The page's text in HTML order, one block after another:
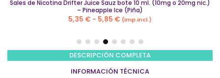
Sales de Nicotina Drifter Juice Sauz bote 10 ml. (10mg o 20mg nic.)
– Pineapple Ice (Piña)
5,35 € - 5,85 €Rango
precios:
desde
5,35 €
hasta
(imp.incl.)
DESCRIPCIÓN COMPLETA
INFORMACIÓN TÉCNICA